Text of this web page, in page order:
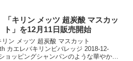
りんごの甘酸っぱい味わいが特長です。
※果汁10％未満・...
「キリン メッツ 超炭酸 マスカッ
ト」を12月11日販売開始
ン メッツ 超炭酸 マスカット
カエレバキリンビバレッジ 2018-12-
ョッピングシャンパンのような華やかさ